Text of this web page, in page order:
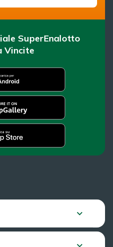
SuperEnalotto
Vincite